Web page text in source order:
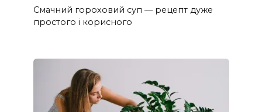
Смачний гороховий суп — рецепт дуже
простого і корисного